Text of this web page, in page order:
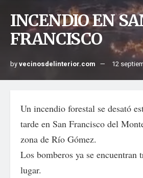
INCENDIO EN
FRANCISCO
byvecinosdelinterior.com 12
Un incendio forestal se desató
tarde en San Francisco del
zona de Río Gómez.
Los bomberos ya se encuentran
lugar.